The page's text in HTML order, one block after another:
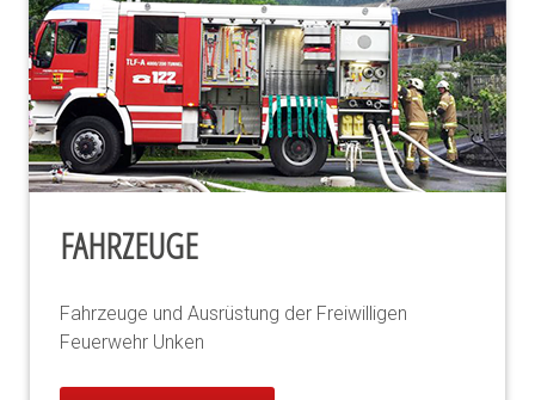
FAHRZEUGE
Fahrzeuge und Ausrüstung der Freiwilligen
Feuerwehr Unken